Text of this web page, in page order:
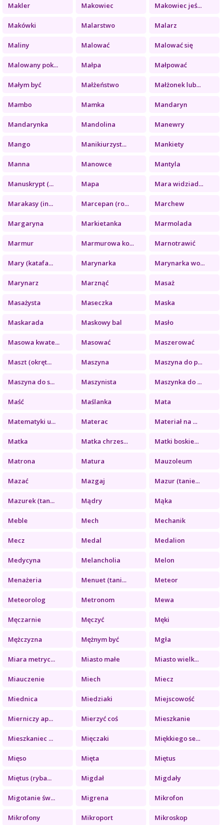
Makler Makowiec Makowiec jeś...
Makówki Malarstwo Malarz
Maliny Malować Malować się
Malowany pok... Małpa Małpować
Małym być Małżeństwo Małżonek lub...
Mambo Mamka Mandaryn
Mandarynka Mandolina Manewry
Mango Manikiurzyst... Mankiety
Manna Manowce Mantyla
Manuskrypt (... Mapa Mara widziad...
Marakasy (in... Marcepan (ro... Marchew
Margaryna Markietanka Marmolada
Marmur Marmurowa ko... Marnotrawić
Mary (katafa... Marynarka Marynarka wo...
Marynarz Marznąć Masaż
Masażysta Maseczka Maska
Maskarada Maskowy bal Masło
Masowa kwate... Masować Maszerować
Maszt (okręt... Maszyna Maszyna do p...
Maszyna do s... Maszynista Maszynka do ...
Maść Maślanka Mata
Matematyki u... Materac Materiał na ...
Matka Matka chrzes... Matki boskie...
Matrona Matura Mauzoleum
Mazać Mazgaj Mazur (tanie...
Mazurek (tan... Mądry Mąka
Meble Mech Mechanik
Mecz Medal Medalion
Medycyna Melancholia Melon
Menażeria Menuet (tani... Meteor
Meteorolog Metronom Mewa
Męczarnie Męczyć Męki
Mężczyzna Mężnym być Mgła
Miara metryc... Miasto małe Miasto wielk...
Miauczenie Miech Miecz
Miednica Miedziaki Miejscowość
Mierniczy ap... Mierzyć coś Mieszkanie
Mieszkaniec ... Mięczaki Miękkiego se...
Mięso Mięta Miętus
Miętus (ryba... Migdał Migdały
Migotanie św... Migrena Mikrofon
Mikrofony Mikroport Mikroskop